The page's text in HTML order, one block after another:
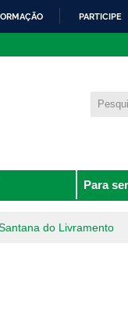
PARTICIPE
Para
do Livramento